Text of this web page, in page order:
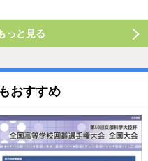
っと見る
おすすめ